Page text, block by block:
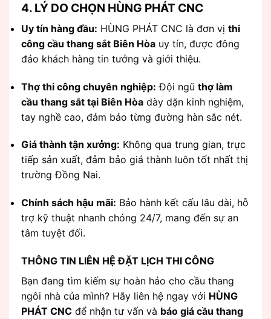
4. LÝ DO CHỌN HÙNG PHÁT CNC
Uy tín hàng đầu: HÙNG PHÁT CNC là đơn vị thi
công cầu thang sắt Biên Hòa uy tín, được đông
đảo khách hàng tin tưởng và giới thiệu.
Thợ thi công chuyên nghiệp: Đội ngũ thợ làm
cầu thang sắt tại Biên Hòa dày dặn kinh nghiệm,
tay nghề cao, đảm bảo từng đường hàn sắc nét.
Giá thành tận xưởng: Không qua trung gian, trực
tiếp sản xuất, đảm bảo giá thành luôn tốt nhất thị
trường Đồng Nai.
Chính sách hậu mãi: Bảo hành kết cấu lâu dài, hỗ
trợ kỹ thuật nhanh chóng 24/7, mang đến sự an
tâm tuyệt đối.
THÔNG TIN LIÊN HỆ ĐẶT LỊCH THI CÔNG
Bạn đang tìm kiếm sự hoàn hảo cho cầu thang
ngôi nhà của mình? Hãy liên hệ ngay với HÙNG
PHÁT CNC để nhận tư vấn và báo giá cầu thang